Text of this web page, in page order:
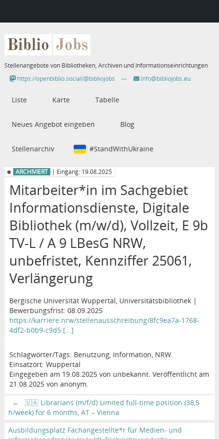
Biblio Jobs
Stellenangebote von Bibliotheken, Archiven und Informationseinrichtungen
https://openbiblio.social/@bibliojobs
— info@bibliojobs.eu
Liste Karte Tabelle
Neues Angebot eingeben Blog
Stellenarchiv #StandWithUkraine
ARCHIVIERT | Eingang: 19.08.2025
Mitarbeiter*in im Sachgebiet
Informationsdienste, Digitale
Bibliothek (m/w/d), Vollzeit, E 9b
TV-L / A 9 LBesG NRW,
unbefristet, Kennziffer 25061,
Verlängerung
Bergische Universität Wuppertal, Universitätsbibliothek |
Bewerbungsfrist: 08.09.2025
https://karriere.nrw/stellenausschreibung/8fc9ea7a-1768-
4df2-b0b9-c9d5 [...]
Schlagwörter/Tags: Benutzung, Information, NRW.
Einsatzort: Wuppertal
Eingegeben am 19.08.2025 von unbekannt. Veröffentlicht am
21.08.2025 von anonym.
←
🇺🇦 Librarians (m/f/d) Limited full-time position (38,5
h/week) for 6 months, AT – Vienna
Ausbildungsplatz Fachangestellte*r für Medien- und